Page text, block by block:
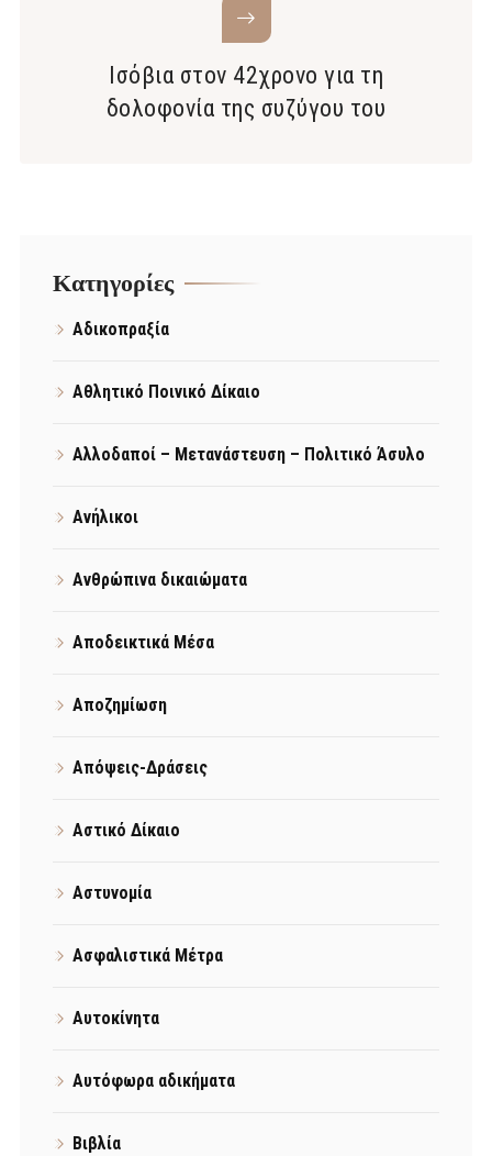
Ισόβια στον 42χρονο για τη
δολοφονία της συζύγου του
Kατηγορίες
Αδικοπραξία
Αθλητικό Ποινικό Δίκαιο
Αλλοδαποί – Μετανάστευση – Πολιτικό Άσυλο
Ανήλικοι
Ανθρώπινα δικαιώματα
Αποδεικτικά Μέσα
Αποζημίωση
Απόψεις-Δράσεις
Αστικό Δίκαιο
Αστυνομία
Ασφαλιστικά Μέτρα
Αυτοκίνητα
Αυτόφωρα αδικήματα
Βιβλία